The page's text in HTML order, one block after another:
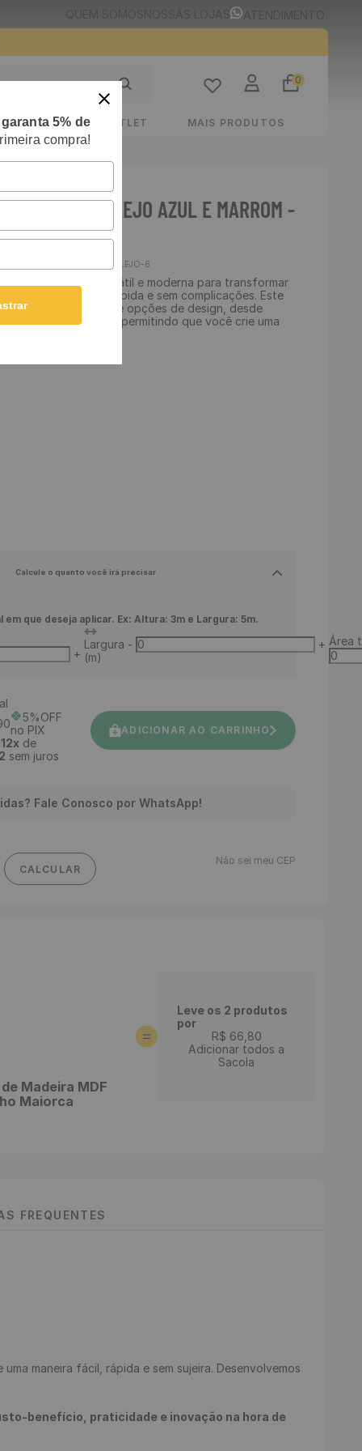
0
OUTLET MAIS PRODUTOS
ADESIVO AZULEJO AZUL E MARROM -
CM
AZULEJO-6
é uma solução versátil e moderna para transformar
ambiente de forma rápida e sem complicações. Este
uma infinidade de opções de design, desde
personalizadas, permitindo que você crie uma
Calcule o quanto você irá precisar
em que deseja aplicar. Ex: Altura: 3m e Largura: 5m.
+
Largura
(m)
- + Área
5%OFF
no PIX
12xde
sem juros
ADICIONAR AO CARRINHO
Fale Conosco por WhatsApp!
CALCULAR
Não sei meu CEP
Madeira MDF
Maiorca
Leve os 2 produtos
por
R$ 66 80
Adicionar todos a
Sacola
FREQUENTES
maneira fácil, rápida e sem sujeira. Desenvolvemos
benefício, praticidade e inovação na hora de
garanta 5% de
compra!